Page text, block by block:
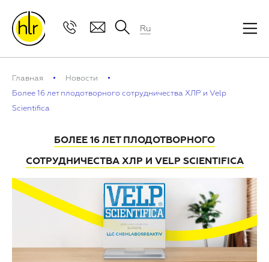
Ru
Главная
Новости
Более 16 лет плодотворного сотрудничества ХЛР и Velp
Scientifica
БОЛЕЕ 16 ЛЕТ ПЛОДОТВОРНОГО
СОТРУДНИЧЕСТВА ХЛР И VELP SCIENTIFICA